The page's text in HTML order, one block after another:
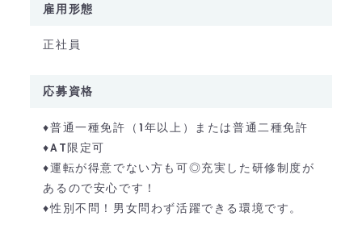
雇用形態
正社員
応募資格
♦普通一種免許（1年以上）または普通二種免許
♦AT限定可
♦運転が得意でない方も可◎充実した研修制度が
あるので安心です！
♦性別不問！男女問わず活躍できる環境です。